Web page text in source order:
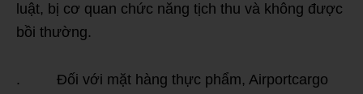
luật, bị cơ quan chức năng tịch thu và không được
bồi thường.
. Đối với mặt hàng thực phẩm, Airportcargo